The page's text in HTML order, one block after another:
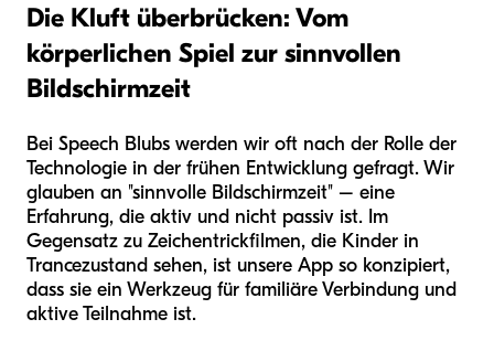
Die Kluft überbrücken: Vom
körperlichen Spiel zur sinnvollen
Bildschirmzeit
Bei Speech Blubs werden wir oft nach der Rolle der
Technologie in der frühen Entwicklung gefragt. Wir
glauben an "sinnvolle Bildschirmzeit" – eine
Erfahrung, die aktiv und nicht passiv ist. Im
Gegensatz zu Zeichentrickfilmen, die Kinder in
Trancezustand sehen, ist unsere App so konzipiert,
dass sie ein Werkzeug für familiäre Verbindung und
aktive Teilnahme ist.